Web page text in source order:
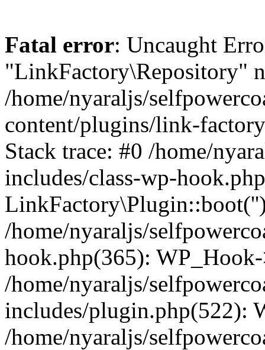
Fatal error: Uncaught
"LinkFactory\Repository"
/home/nyaraljs/
content/plugins/link-
Stack trace: #0 /home/
includes/class-wp-
/home/nyaraljs/
hook.php(365):
/home/nyaraljs/
includes/plugin.php(522):
/home/nyaraljs/